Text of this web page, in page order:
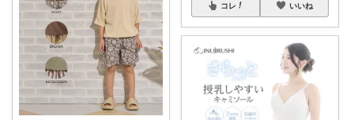
コレ いいね